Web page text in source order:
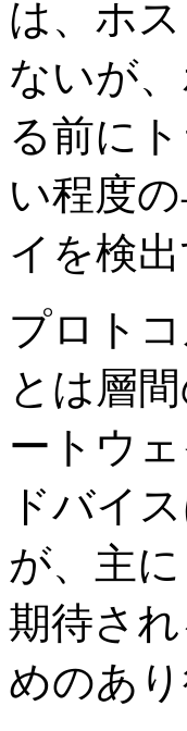
は、ホ
ないが
る前に
い程度
イを検
プロト
とは層
ートウ
ドバイ
が、主
期待さ
めのあ